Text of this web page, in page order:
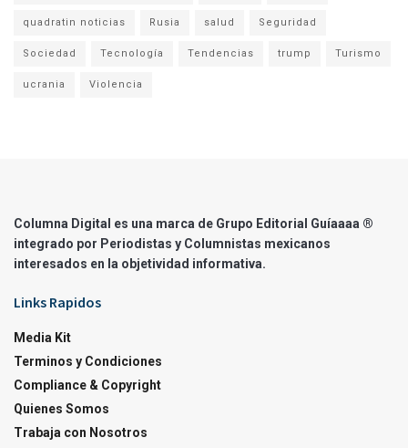
quadratin noticias Rusia salud Seguridad
Sociedad Tecnología Tendencias trump Turismo
ucrania Violencia
Columna Digital es una marca de Grupo Editorial Guíaaaa ®
integrado por Periodistas y Columnistas mexicanos
interesados en la objetividad informativa.
Links Rapidos
Media Kit
Terminos y Condiciones
Compliance & Copyright
Quienes Somos
Trabaja con Nosotros